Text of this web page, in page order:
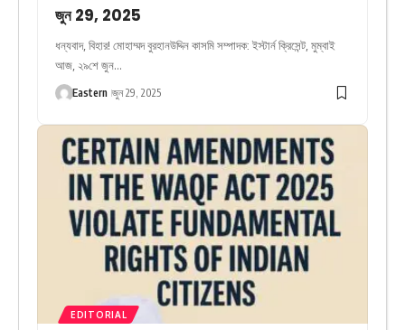
জুন 29, 2025
ধন্যবাদ, বিহার! মোহাম্মদ বুরহানউদ্দিন কাসমি সম্পাদক: ইস্টার্ন ক্রিসেন্ট, মুম্বাই
আজ, ২৯শে জুন…
Eastern জুন 29, 2025
EDITORIAL